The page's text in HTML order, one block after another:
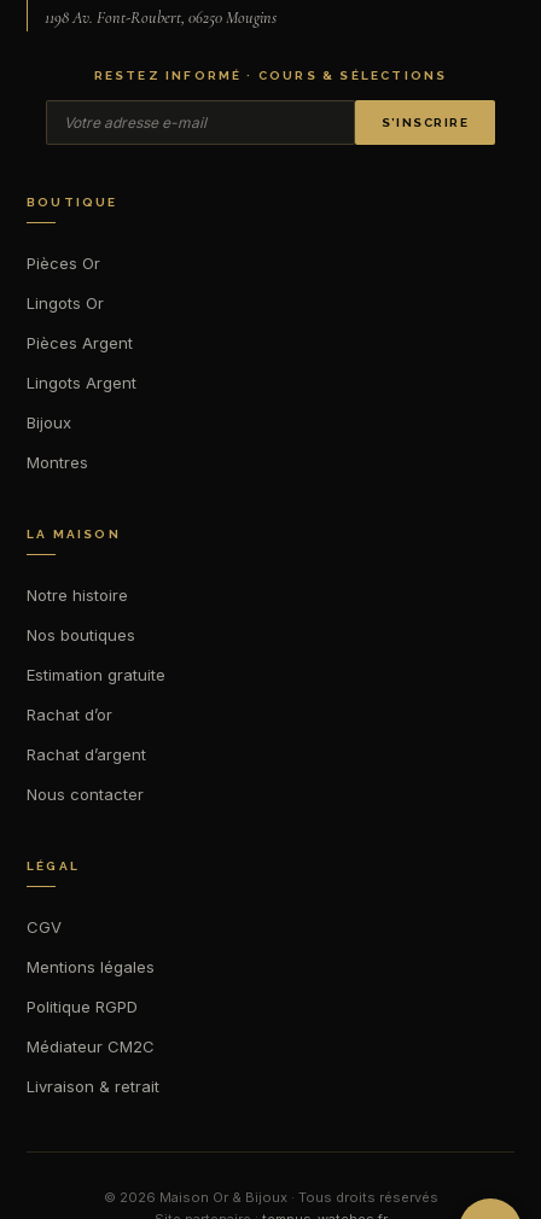
1198 Av. Font-Roubert, 06250 Mougins
RESTEZ INFORMÉ · COURS & SÉLECTIONS
S’INSCRIRE
BOUTIQUE
Pièces Or
Lingots Or
Pièces Argent
Lingots Argent
Bijoux
Montres
LA MAISON
Notre histoire
Nos boutiques
Estimation gratuite
Rachat d’or
Rachat d’argent
Nous contacter
LÉGAL
CGV
Mentions légales
Politique RGPD
Médiateur CM2C
Livraison & retrait
© 2026 Maison Or & Bijoux · Tous droits réservés